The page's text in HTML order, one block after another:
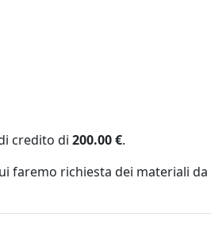
credito di 200.00 €.
faremo richiesta dei materiali